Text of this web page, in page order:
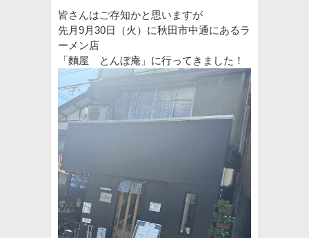
皆さんはご存知かと思いますが
先月9月30日（火）に秋田市中通にあるラ
ーメン店
「麵屋 とんぼ庵」に行ってきました！